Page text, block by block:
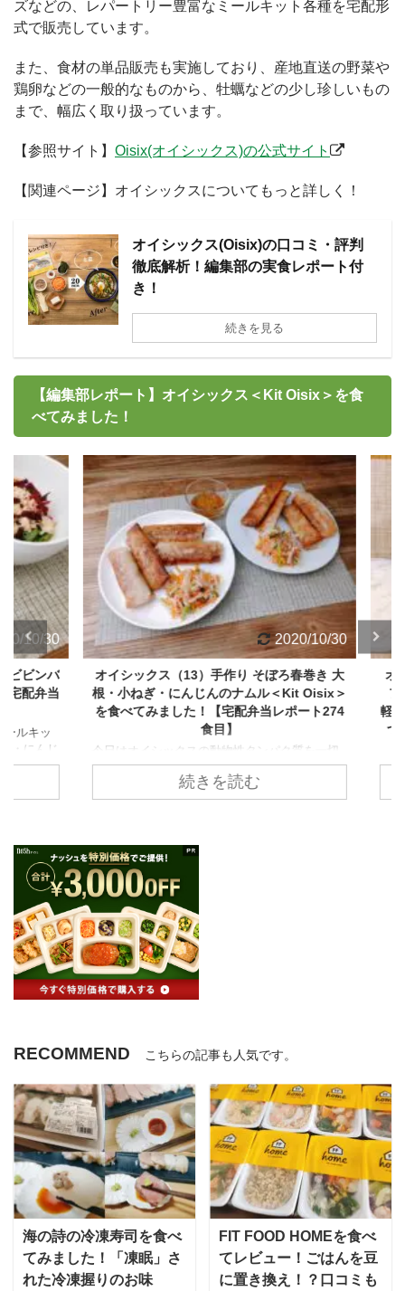
ズなどの、レパートリー豊富なミールキット各種を宅配形
式で販売しています。
また、食材の単品販売も実施しており、産地直送の野菜や
鶏卵などの一般的なものから、牡蠣などの少し珍しいもの
まで、幅広く取り扱っています。
【参照サイト】 Oisix(オイシックス)の公式サイト
【関連ページ】オイシックスについてもっと詳しく！
オイシックス(Oisix)の口コミ・評判
徹底解析！編集部の実食レポート付
き！
続きを見る
【編集部レポート】オイシックス＜Kit Oisix＞を食
べてみました！
10/30
ビンバ
配弁当
キッ
にんじ
食べ
ほど。
れて
いて
ても
てい
2020/10/30
オイシックス（13）手作り そぼろ春巻き 大
根・小ねぎ・にんじんのナムル＜Kit Oisix＞
を食べてみました！【宅配弁当レポート274
食目】
今日はオイシックスの動物性タンパク質を一切
使わない「ビーガン食」のミールキットを食べ
てみます。 自宅で手軽にビーガン食を食べられ
るということもあり、予想以上の売れ行きなん
こビーガン食は物足りないイメージがあります
が、はたして美味しいのでしょうか？ さっそく
作ってみましょう。 こちらのようなおしゃれな
パッケージに入っているので、作る前からワク
ワクします。 食材はこのように使う分だけ入っ
ていて、人参や大根など手間のかか ...
続きを読む
オイ
フ
軽！
つぶ
豚肉
ン」
RECOMMEND こちらの記事も人気です。
海の詩の冷凍寿司を食べ
てみました！「凍眠」さ
れた冷凍握りのお味
FIT FOOD HOMEを食べ
てレビュー！ごはんを豆
に置き換え！？口コミも